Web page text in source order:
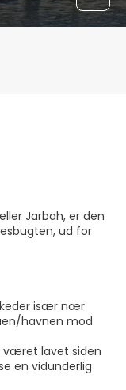
Jarbah, er den
ud for
især nær
havnen mod
været lavet siden
en vidunderlig